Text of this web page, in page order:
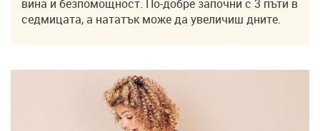
вина и безпомощност. По-добре започни с 3 пъти в
седмицата, а нататък може да увеличиш дните.